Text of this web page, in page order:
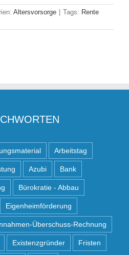
Altersvorsorge Tags: Rente
Arbeitstag
Azubi Bank
Bürokratie - Abbau
Eigenheimförderung
Überschuss-Rechnung
Existenzgründer Fristen